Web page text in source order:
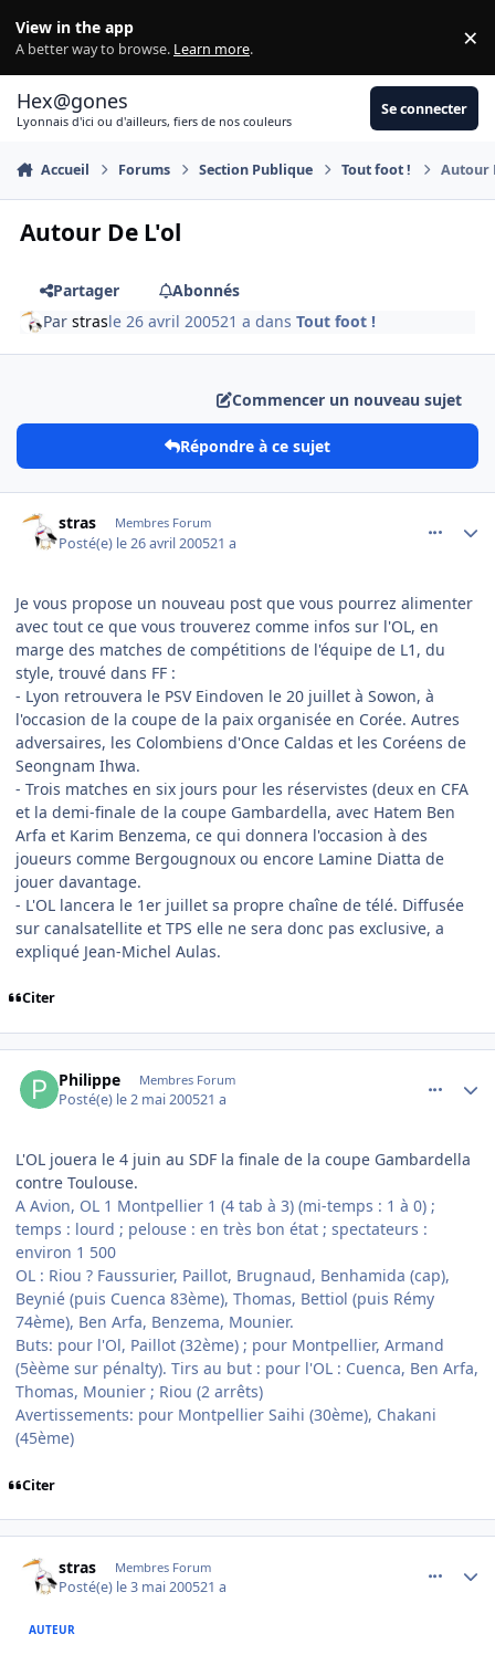
View in the app
A better way to browse. Learn more. ×
Hex@gones
Lyonnais d'ici ou d'ailleurs, fiers de nos couleurs
Se connecter
Accueil Forums Section Publique Tout foot ! Autour
Autour De L'ol
Partager
Abonnés
Parstrasle 26 avril 200521 a dansTout foot !
Commencer un nouveau sujet
Répondre à ce sujet
stras Membres Forum
Posté(e) le 26 avril 200521 a
Je vous propose un nouveau post que vous pourrez alimenter
avec tout ce que vous trouverez comme infos sur l'OL, en
marge des matches de compétitions de l'équipe de L1, du
style, trouvé dans FF :
- Lyon retrouvera le PSV Eindoven le 20 juillet à Sowon, à
l'occasion de la coupe de la paix organisée en Corée. Autres
adversaires, les Colombiens d'Once Caldas et les Coréens de
Seongnam Ihwa.
- Trois matches en six jours pour les réservistes (deux en CFA
et la demi-finale de la coupe Gambardella, avec Hatem Ben
Arfa et Karim Benzema, ce qui donnera l'occasion à des
joueurs comme Bergougnoux ou encore Lamine Diatta de
jouer davantage.
- L'OL lancera le 1er juillet sa propre chaîne de télé. Diffusée
sur canalsatellite et TPS elle ne sera donc pas exclusive, a
expliqué Jean-Michel Aulas.
Citer
Philippe Membres Forum
Posté(e) le 2 mai 200521 a
L'OL jouera le 4 juin au SDF la finale de la coupe Gambardella
contre Toulouse.
A Avion, OL 1 Montpellier 1 (4 tab à 3) (mi-temps : 1 à 0) ;
temps : lourd ; pelouse : en très bon état ; spectateurs :
environ 1 500
OL : Riou ? Faussurier, Paillot, Brugnaud, Benhamida (cap),
Beynié (puis Cuenca 83ème), Thomas, Bettiol (puis Rémy
74ème), Ben Arfa, Benzema, Mounier.
Buts: pour l'Ol, Paillot (32ème) ; pour Montpellier, Armand
(5èème sur pénalty). Tirs au but : pour l'OL : Cuenca, Ben Arfa,
Thomas, Mounier ; Riou (2 arrêts)
Avertissements: pour Montpellier Saihi (30ème), Chakani
(45ème)
Citer
stras Membres Forum
Posté(e) le 3 mai 200521 a
AUTEUR